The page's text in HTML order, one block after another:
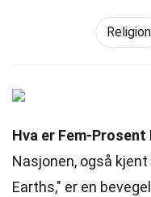
Religion
Hva er Fem-Prosent
Nasjonen, også
Earths," er en